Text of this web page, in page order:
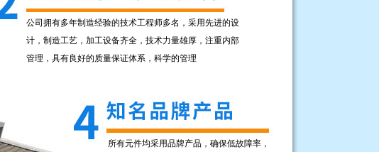
公司拥有多年制造经验的技术工程师多名，采用先进的设
计，制造工艺，加工设备齐全，技术力量雄厚，注重内部
管理，具有良好的质量保证体系，科学的管理
所有元件均采用品牌产品，确保低故障率，